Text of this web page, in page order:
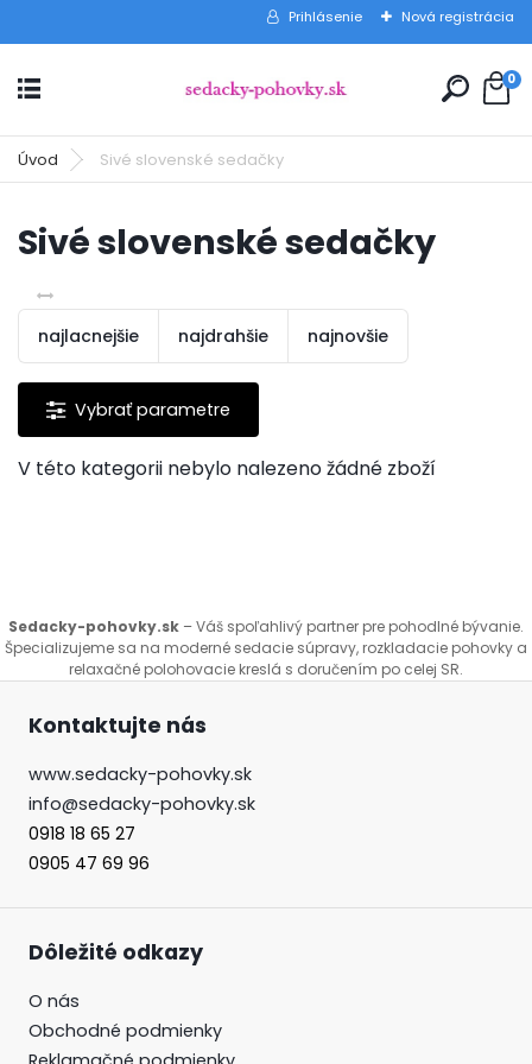
Prihlásenie Nová registrácia
0
Úvod Sivé slovenské sedačky
Sivé slovenské sedačky
najlacnejšie najdrahšie najnovšie
V této kategorii nebylo nalezeno žádné zboží
Sedacky-pohovky.sk – Váš spoľahlivý partner pre pohodlné bývanie.
Špecializujeme sa na moderné sedacie súpravy, rozkladacie pohovky a
relaxačné polohovacie kreslá s doručením po celej SR.
Kontaktujte nás
www.sedacky-pohovky.sk
info@sedacky-pohovky.sk
0918 18 65 27
0905 47 69 96
Dôležité odkazy
O nás
Obchodné podmienky